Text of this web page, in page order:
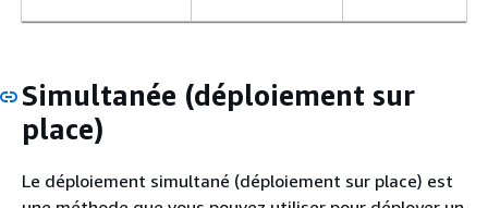
Simultanée (déploiement sur
place)
Le déploiement simultané (déploiement sur place) est